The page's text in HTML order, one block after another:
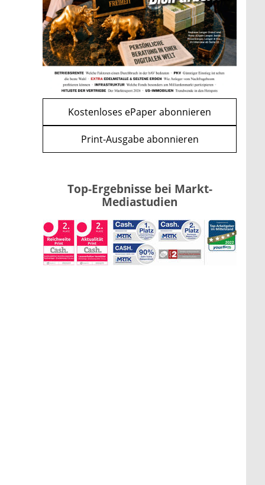
WEITERE ARTIKEL
zurückweiter
Apple-Aktie nach
Quartalszahlen: Ist der
Kursrückgang jetzt eine
Kaufchance?
mehr
Kostenloses ePaper abonnieren
Print-Ausgabe abonnieren
Top-Ergebnisse bei Markt-
Mediastudien